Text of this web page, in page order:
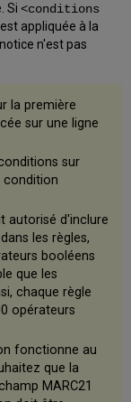
Si<conditions
appliquée à la
n'est pas
la première
sur une ligne
sur
condition
autorisé d'inclure
les règles,
booléens
que les
chaque règle
opérateurs
fonctionne au
que la
MARC21